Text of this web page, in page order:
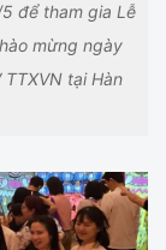
để tham gia Lễ
mừng ngày
tại Hàn